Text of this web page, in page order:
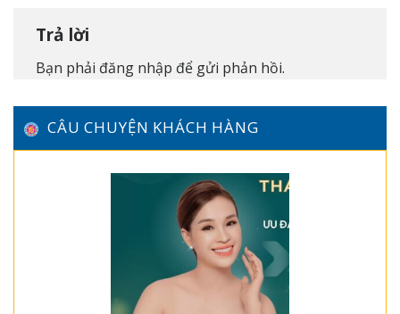
Trả lời
Bạn phải đăng nhập để gửi phản hồi.
CÂU CHUYỆN KHÁCH HÀNG